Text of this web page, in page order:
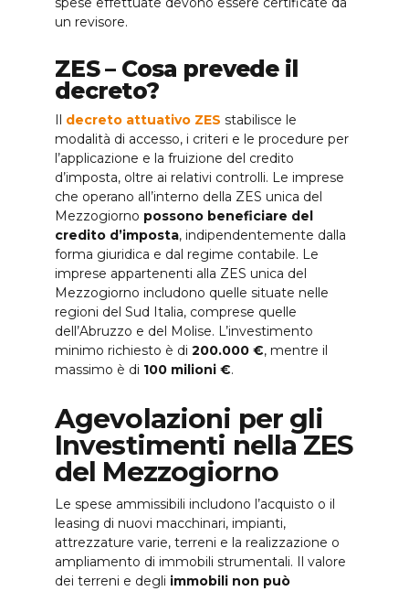
un revisore.
ZES – Cosa prevede il
decreto?
Il decreto attuativo ZES stabilisce le
modalità di accesso, i criteri e le procedure per
l’applicazione e la fruizione del credito
d’imposta, oltre ai relativi controlli. Le imprese
che operano all’interno della ZES unica del
Mezzogiorno possono beneficiare del
credito d’imposta, indipendentemente dalla
forma giuridica e dal regime contabile. Le
imprese appartenenti alla ZES unica del
Mezzogiorno includono quelle situate nelle
regioni del Sud Italia, comprese quelle
dell’Abruzzo e del Molise. L’investimento
minimo richiesto è di 200.000 €, mentre il
massimo è di 100 milioni €.
Agevolazioni per gli
Investimenti nella ZES
del Mezzogiorno
Le spese ammissibili includono l’acquisto o il
leasing di nuovi macchinari, impianti,
attrezzature varie, terreni e la realizzazione o
ampliamento di immobili strumentali. Il valore
dei terreni e degli immobili non può